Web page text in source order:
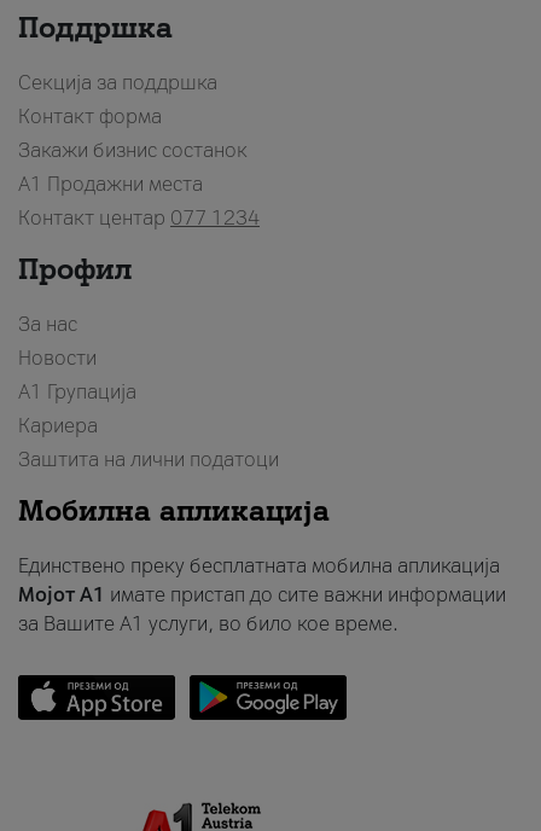
Поддршка
Секција за поддршка
Контакт форма
Закажи бизнис состанок
A1 Продажни места
Контакт центар 077 1234
Профил
За нас
Новости
А1 Групација
Кариера
Заштита на лични податоци
Мобилна апликација
Единствено преку бесплатната мобилна апликација
Мојот A1 имате пристап до сите важни информации
за Вашите A1 услуги, во било кое време.